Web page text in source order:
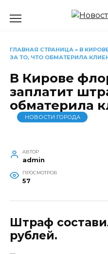
ГЛАВНАЯ СТРАНИЦА » В
ЗА ТО, ЧТО ОБМАТЕРИЛА
В Кирове
заплатит
обматерила
НОВОСТИ ГОРОДА
АВТОР
admin
ПРОСМОТРОВ
57
Штраф
рублей.